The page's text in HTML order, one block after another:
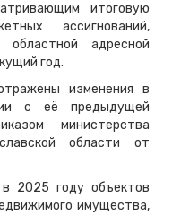
итоговую
ассигнований,
адресной
год.
изменения в
с её предыдущей
министерства
области от
2025 году объектов
имущества,